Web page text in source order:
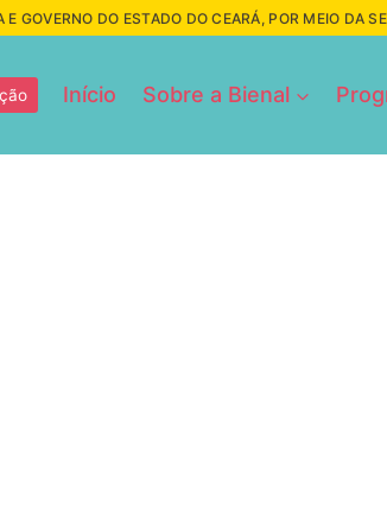
GOVERNO DO ESTADO DO CEARÁ, POR MEIO DA
Início Sobre a Bienal